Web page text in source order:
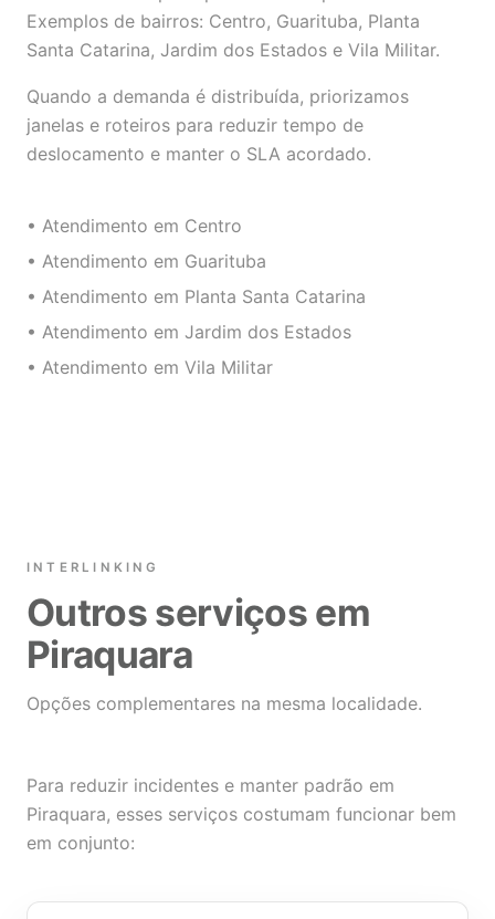
Exemplos de bairros: Centro, Guarituba, Planta
Santa Catarina, Jardim dos Estados e Vila Militar.
Quando a demanda é distribuída, priorizamos
janelas e roteiros para reduzir tempo de
deslocamento e manter o SLA acordado.
• Atendimento em Centro
• Atendimento em Guarituba
• Atendimento em Planta Santa Catarina
• Atendimento em Jardim dos Estados
• Atendimento em Vila Militar
INTERLINKING
Outros serviços em
Piraquara
Opções complementares na mesma localidade.
Para reduzir incidentes e manter padrão em
Piraquara, esses serviços costumam funcionar bem
em conjunto: